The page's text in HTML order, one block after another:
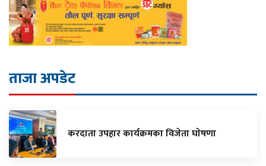
ताजा अपडेट
करदाता उपहार कार्यक्रमका विजेता घाेषणा